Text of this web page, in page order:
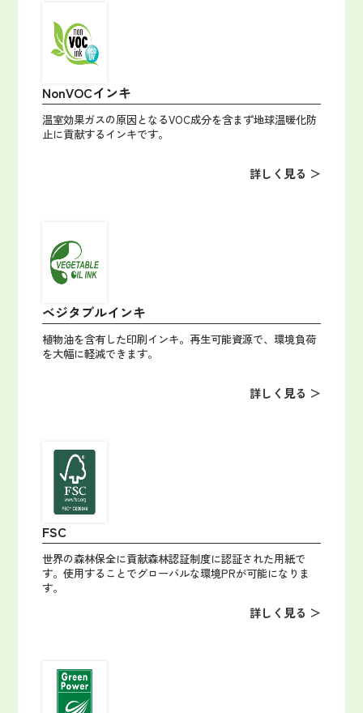
NonVOCインキ
温室効果ガスの原因となるVOC成分を含まず地球温暖化防
止に貢献するインキです。
詳しく見る ＞
ベジタブルインキ
植物油を含有した印刷インキ。再生可能資源で、環境負荷
を大幅に軽減できます。
詳しく見る ＞
FSC
世界の森林保全に貢献森林認証制度に認証された用紙で
す。使用することでグローバルな環境PRが可能になりま
す。
詳しく見る ＞